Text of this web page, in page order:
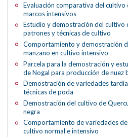
Evaluación comparativa del
marcos intensivos
Estudio y demostración del cultivo
patrones y técnicas de cultivo
Comportamiento y demostración
manzano en cultivo intensivo
Parcela para la demostración y
de Nogal para producción de nuez
Demostración de variedades
técnicas de poda
Demostración del cultivo de
negra
Comportamiento de variedades
cultivo normal e intensivo